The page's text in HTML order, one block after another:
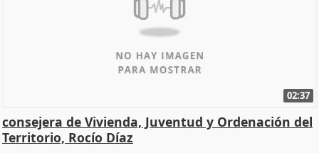
02:37
consejera de Vivienda, Juventud y Ordenación del
Territorio, Rocío Díaz